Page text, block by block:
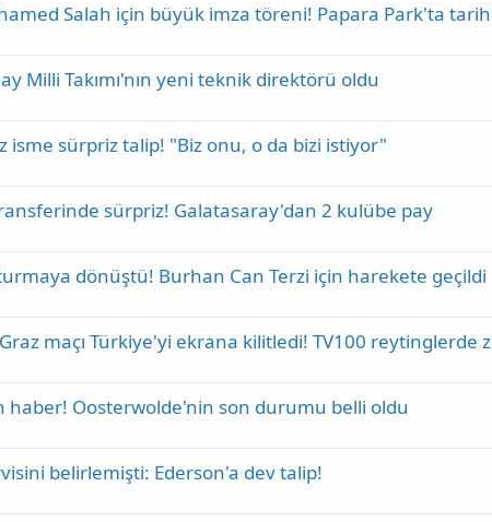
Salah için büyük imza töreni! Papara Park'ta
Milli Takımı'nın yeni teknik direktörü oldu
isme sürpriz talip! "Biz onu, o da bizi istiyor"
sürpriz! Galatasaray'dan 2 kulübe pay
dönüştü! Burhan Can Terzi için harekete geçildi
maçı Türkiye'yi ekrana kilitledi! TV100 reytinglerde
haber! Oosterwolde'nin son durumu belli oldu
belirlemişti: Ederson'a dev talip!